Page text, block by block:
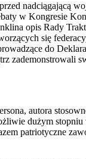
w Kongresie
opis Rady
się
do
autora
dużym
patriotyczne